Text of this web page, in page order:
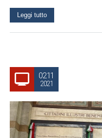
Leggi tutto
02.11
2021